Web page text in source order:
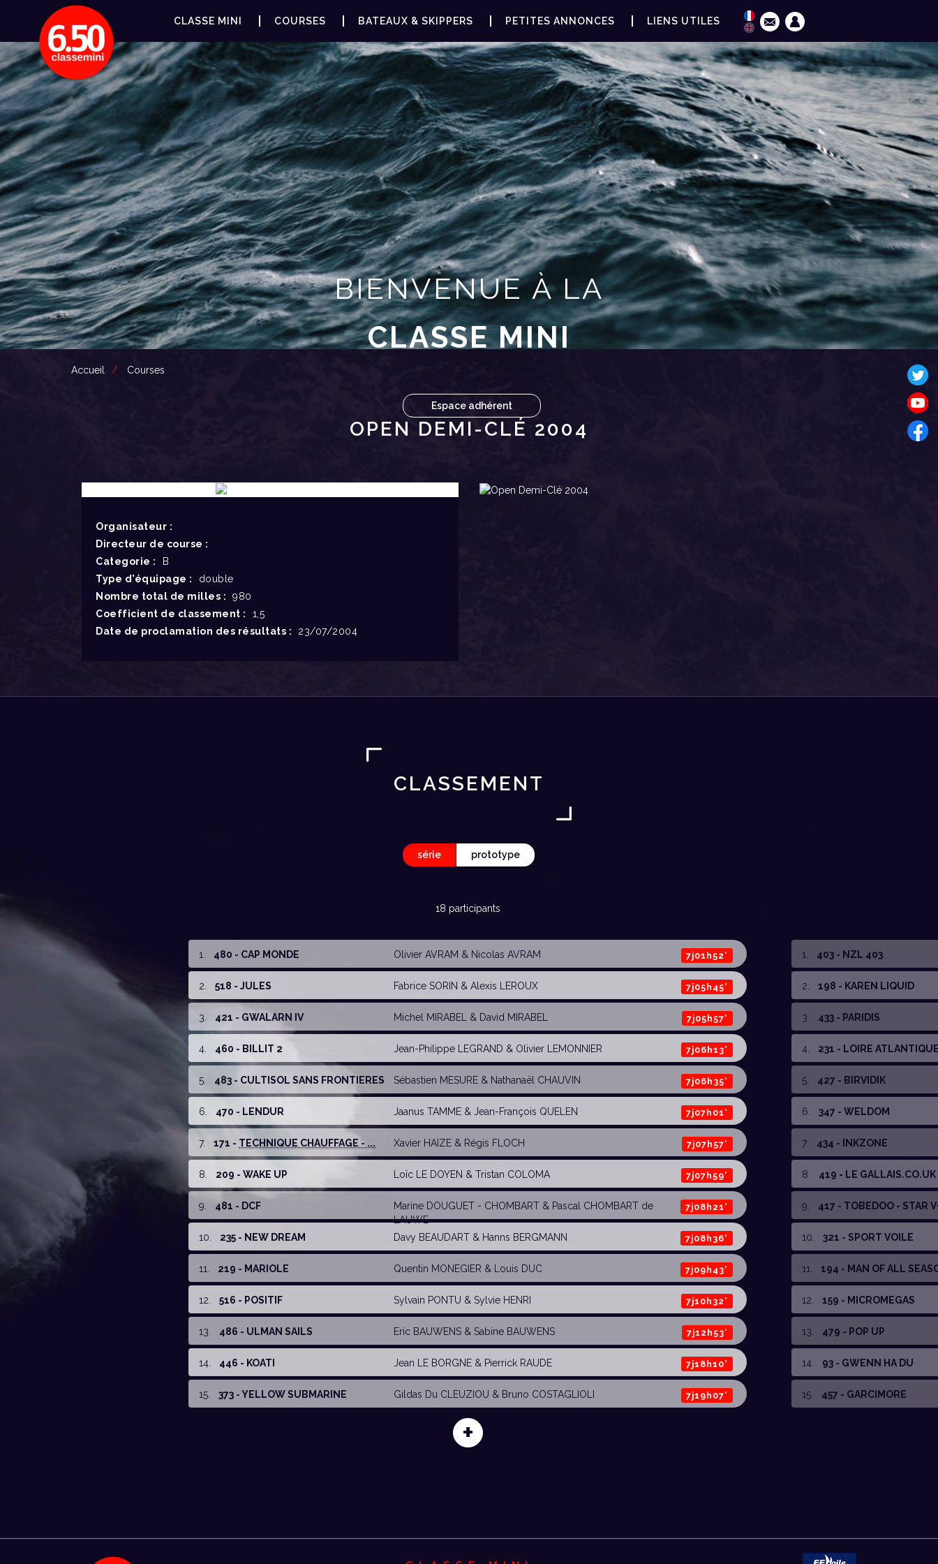
CLASSE MINI COURSES BATEAUX & SKIPPERS PETITES ANNONCES LIENS UTILES
BIENVENUE À LA
CLASSE MINI
Espace adhérent
Accueil Courses
OPEN DEMI-CLÉ 2004
Organisateur :
Directeur de course :
Categorie : B
Type d'équipage : double
Nombre total de milles : 980
Coefficient de classement : 1,5
Date de proclamation des résultats : 23/07/2004
CLASSEMENT
série prototype
18 participants
1. 480 - CAP MONDE Olivier AVRAM & Nicolas AVRAM 7j01h52'
2. 518 - JULES Fabrice SORIN & Alexis LEROUX 7j05h45'
3. 421 - GWALARN IV Michel MIRABEL& David MIRABEL 7j05h57'
4. 460 - BILLIT 2 Jean-Philippe LEGRAND & Olivier LEMONNIER 7j06h13'
5. 483 - CULTISOL SANS FRONTIERES Sébastien MESURE& Nathanaël CHAUVIN 7j06h35'
6. 470 - LENDUR Jaanus TAMME& Jean-François QUELEN 7j07h01'
7. 171 - TECHNIQUE CHAUFFAGE - ... Xavier HAIZE& Régis FLOCH 7j07h57'
8. 209 - WAKE UP Loïc LE DOYEN & Tristan COLOMA 7j07h59'
9. 481 - DCF Marine DOUGUET - CHOMBART& Pascal CHOMBART de
LAUWE
7j08h21'
10. 235 - NEW DREAM Davy BEAUDART& Hanns BERGMANN 7j08h36'
11. 219 - MARIOLE Quentin MONEGIER & Louis DUC 7j09h43'
12. 516 - POSITIF Sylvain PONTU & Sylvie HENRI 7j10h32'
13. 486 - ULMAN SAILS Eric BAUWENS& Sabine BAUWENS 7j12h53'
14. 446 - KOATI Jean LE BORGNE & Pierrick RAUDE 7j18h10'
15. 373 - YELLOW SUBMARINE Gildas Du CLEUZIOU & Bruno COSTAGLIOLI 7j19h07'
+
1. 403 - NZL 403
2. 198 - KAREN LIQUID
3. 433 - PARIDIS
4. 231 - LOIRE
5. 427 - BIRVIDIK
6. 347 - WELDOM
7. 434 - INKZONE
8. 419 - LE GALLAIS.CO.UK
9. 417 - TOBEDOO - STAR
10. 321 - SPORT VOILE
11. 194 - MAN OF ALL
12. 159 - MICROMEGAS
13. 479 - POP UP
14. 93 - GWENN HA DU
15. 457 - GARCIMORE